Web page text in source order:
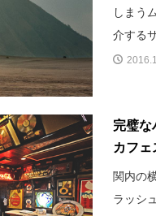
しまう
介する
完璧な
カフェ
関内の
ラッシ